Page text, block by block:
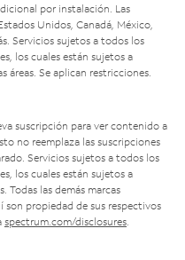
por instalación. Las
Unidos, Canadá, México,
Servicios sujetos a todos los
los cuales están sujetos a
áreas. Se aplican restricciones.
suscripción para ver contenido a
no reemplaza las suscripciones
Servicios sujetos a todos los
los cuales están sujetos a
las demás marcas
propiedad de sus respectivos
spectrum.com/disclosures